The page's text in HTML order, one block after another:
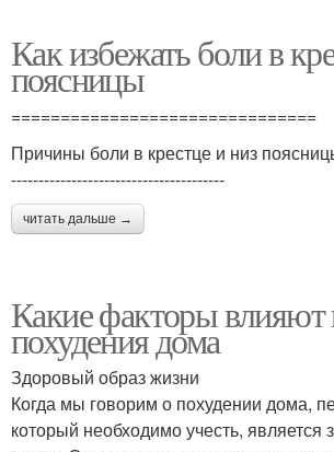
Как избежать боли в
поясницы
===============================
Причины боли в крестце и низ
---------------------------------------
читать дальше →
Какие факторы влияют
похудения дома
Здоровый образ жизни
Когда мы говорим о похудении дома,
который необходимо учесть, является